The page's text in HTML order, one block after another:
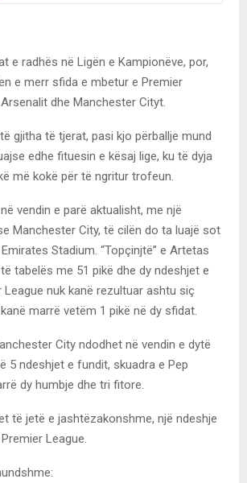
e radhës në Ligën e Kampionëve, por,
e merr sfida e mbetur e Premier
dhe Manchester Cityt.
gjitha të tjerat, pasi kjo përballje mund
edhe fituesin e kësaj lige, ku të dyja
më kokë për të ngritur trofeun.
vendin e parë aktualisht, me një
Manchester City, të cilën do ta luajë sot
Stadium. “Topçinjtë” e Artetas
tabelës me 51 pikë dhe dy ndeshjet e
nuk kanë rezultuar ashtu siç
marrë vetëm 1 pikë në dy sfidat.
City ndodhet në vendin e dytë
5 ndeshjet e fundit, skuadra e Pep
dy humbje dhe tri fitore.
të jetë e jashtëzakonshme, një ndeshje
League.